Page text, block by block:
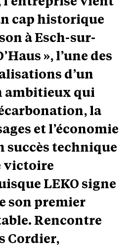
cap historique
à Esch-sur-
», l’une des
d’un
ambitieux qui
la
et l’économie
succès technique
victoire
LEKO signe
son premier
Rencontre
Cordier,